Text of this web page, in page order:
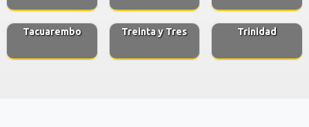
Tacuarembo Treinta y Tres Trinidad